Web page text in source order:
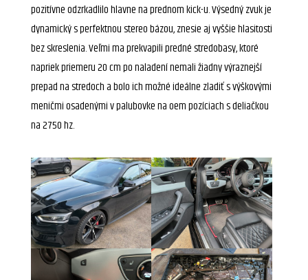
pozitívne odzrkadlilo hlavne na prednom kick-u. Výsedný zvuk je
dynamický s perfektnou stereo bázou, znesie aj vyššie hlasitosti
bez skreslenia. Veľmi ma prekvapili predné stredobasy, ktoré
napriek priemeru 20 cm po naladení nemali žiadny výraznejší
prepad na stredoch a bolo ich možné ideálne zladiť s výškovými
meničmi osadenými v palubovke na oem pozíciach s deliačkou
na 2750 hz.